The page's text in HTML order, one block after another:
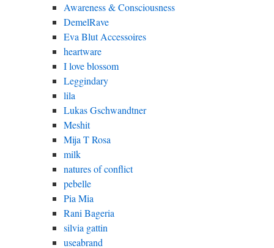
Awareness & Consciousness
DemelRave
Eva Blut Accessoires
heartware
I love blossom
Leggindary
lila
Lukas Gschwandtner
Meshit
Mija T Rosa
milk
natures of conflict
pebelle
Pia Mia
Rani Bageria
silvia gattin
useabrand